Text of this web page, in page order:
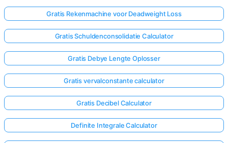
Gratis Rekenmachine voor Deadweight Loss
Gratis Schuldenconsolidatie Calculator
Gratis Debye Lengte Oplosser
Gratis vervalconstante calculator
Gratis Decibel Calculator
Definite Integrale Calculator